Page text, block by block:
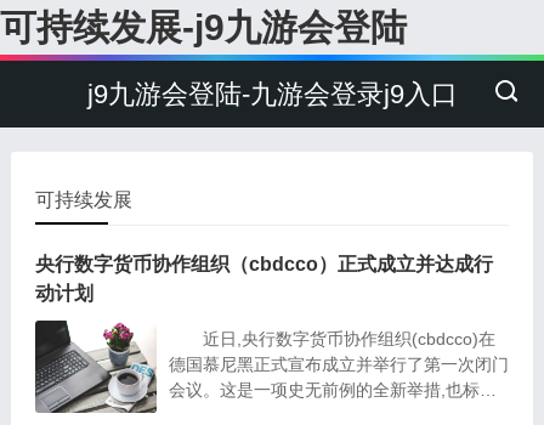
可持续发展-j9九游会登陆
j9九游会登陆-九游会登录j9入口
可持续发展
央行数字货币协作组织（cbdcco）正式成立并达成行
动计划
近日,央行数字货币协作组织(cbdcco)在
德国慕尼黑正式宣布成立并举行了第一次闭门
会议。这是一项史无前例的全新举措,也标志